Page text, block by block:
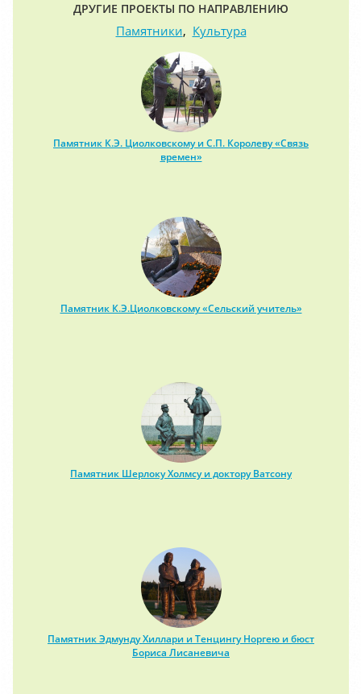
ДРУГИЕ ПРОЕКТЫ ПО НАПРАВЛЕНИЮ
Памятники, Культура
Памятник К.Э. Циолковскому и С.П. Королеву «Связь
времен»
Памятник К.Э.Циолковскому «Сельский учитель»
Памятник Шерлоку Холмсу и доктору Ватсону
Памятник Эдмунду Хиллари и Тенцингу Норгею и бюст
Бориса Лисаневича